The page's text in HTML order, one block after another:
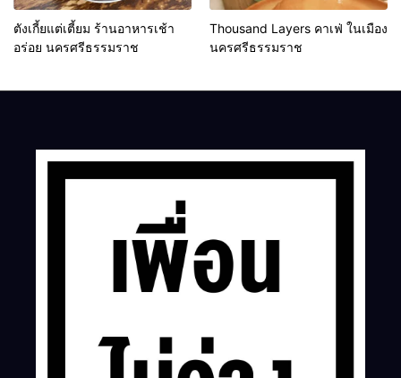
ตังเกี้ยแต่เตี้ยม ร้านอาหารเช้า
อร่อย นครศรีธรรมราช
Thousand Layers คาเฟ่ ในเมือง
นครศรีธรรมราช